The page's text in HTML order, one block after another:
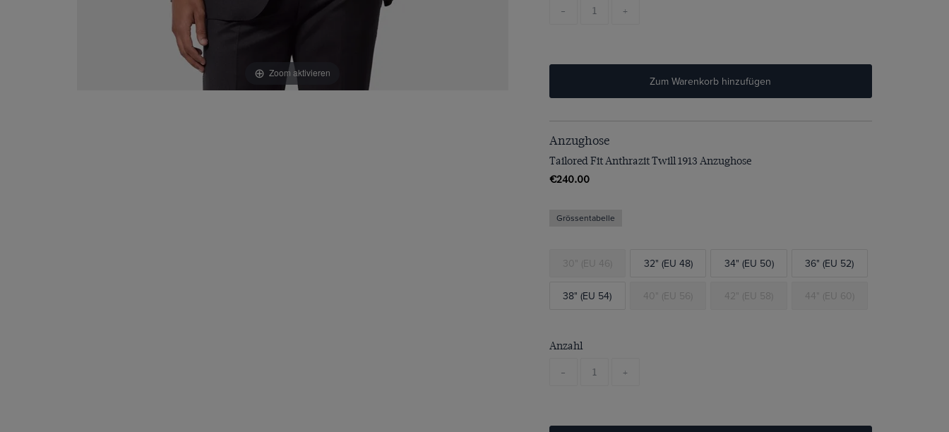
Zoom aktivieren
- +
Zum Warenkorb hinzufügen
Anzughose
Tailored Fit Anthrazit Twill 1913 Anzughose
€240.00
Grössentabelle
30" (EU 46) 32" (EU 48) 34" (EU 50) 36" (EU 52)
38" (EU 54) 40" (EU 56) 42" (EU 58) 44" (EU 60)
Anzahl
- +